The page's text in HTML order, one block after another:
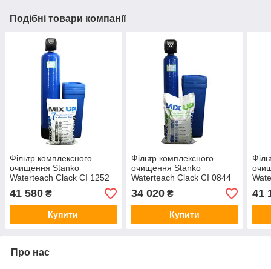
Подібні товари компанії
Фільтр комплексного
очищення Stanko
Waterteach Clack CI 1252
MIX
41 580 ₴
Купити
Фільтр комплексного
очищення Stanko
Waterteach Clack CI 0844
MIX FE+
34 020₴
Купити
41
Про нас